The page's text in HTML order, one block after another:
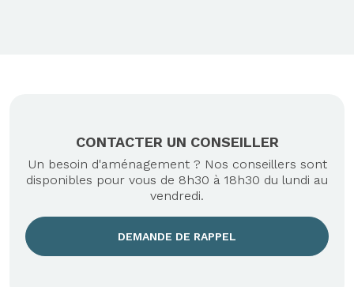
CONTACTER UN CONSEILLER
Un besoin d'aménagement ? Nos conseillers sont
disponibles pour vous de 8h30 à 18h30 du lundi au
vendredi.
DEMANDE DE RAPPEL